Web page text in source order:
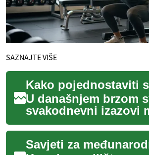
SAZNAJTE VIŠE
U današnjem brzom
svakodnevni izazovi
činiti
upravljanja
održavanja...